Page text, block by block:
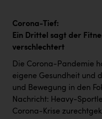
Corona-Tief:
Ein Drittel sagt der
verschlechtert
Die Corona-Pandemie
eigene Gesundheit und
und Bewegung in den
Nachricht: Heavy-
Corona-Krise